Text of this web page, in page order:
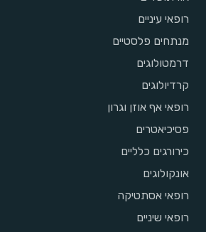
רופאי עיניים
מנתחים פלסטיים
דרמטולוגים
קרדיולוגים
רופאי אף אוזן וגרון
פסיכיאטרים
כירורגים כלליים
אונקולוגים
רופאי אסתטיקה
רופאי שיניים